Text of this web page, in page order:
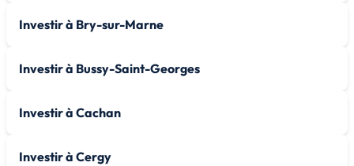
Investir à Bry-sur-Marne
Investir à Bussy-Saint-Georges
Investir à Cachan
Investir à Cergy